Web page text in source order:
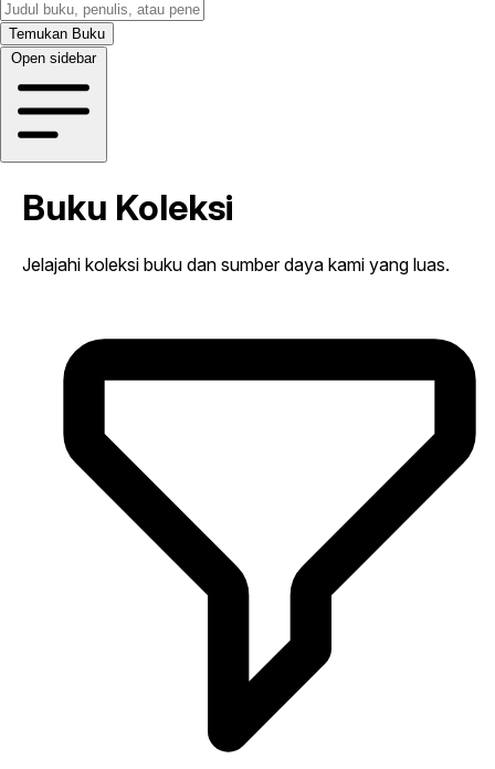
Temukan Buku
Open sidebar
Buku Koleksi
Jelajahi koleksi buku dan sumber daya kami yang luas.